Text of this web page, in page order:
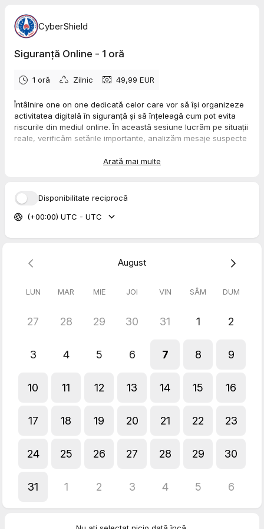
CyberShield
Siguranță Online - 1 oră
1 oră Zilnic 49,99 EUR
Întâlnire one on one dedicată celor care vor să își organizeze
activitatea digitală în siguranță și să înțeleagă cum pot evita
riscurile din mediul online. În această sesiune lucrăm pe situații
reale, verificăm setările importante, analizăm mesaje suspecte
aplicațiile. Scopul este creșterea nivelului de protecție digitală
Arată mai multe
Disponibilitate reciprocă
(+00:00) UTC - UTC
August
LUN MAR MIE JOI VIN SÂM DUM
27 28 29 30 31 1 2
3 4 5 6 7 8 9
10 11 12 13 14 15 16
17 18 19 20 21 22 23
24 25 26 27 28 29 30
31 1 2 3 4 5 6